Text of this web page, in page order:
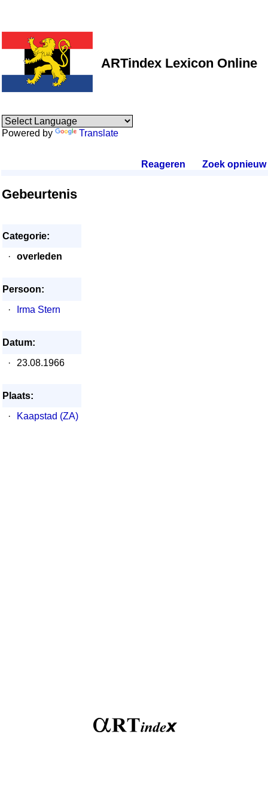
ARTindex Lexicon Online
Powered by Translate
Reageren Zoek opnieuw.
Gebeurtenis
Categorie:
·
overleden
Persoon:
·
Irma Stern
Datum:
·
23.08.1966
Plaats:
·
Kaapstad (ZA)